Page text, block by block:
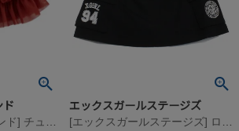
エックスガールステージズ